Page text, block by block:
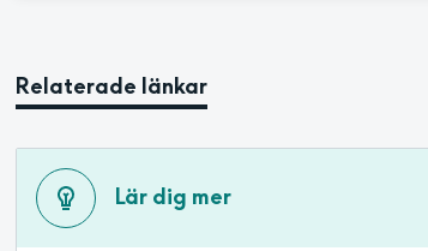
Relaterade länkar
Lär dig mer